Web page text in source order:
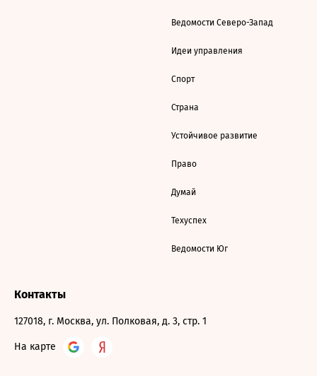
Ведомости Северо-Запад
Идеи управления
Спорт
Страна
Устойчивое развитие
Право
Думай
Техуспех
Ведомости Юг
Контакты
127018, г. Москва, ул. Полковая, д. 3, стр. 1
На карте